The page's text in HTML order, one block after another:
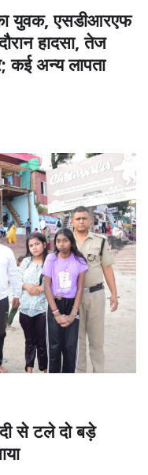
का युवक, एसडीआरएफ
हादसा, तेज
कई अन्य लापता
से टले दो बड़े